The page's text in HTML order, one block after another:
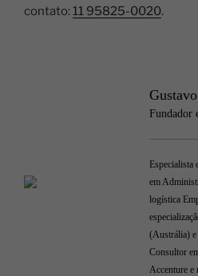
contato: 11 95825-0020.
Fundador
Especialista
em
logística
(Austrália) e
Consultor
Accenture e